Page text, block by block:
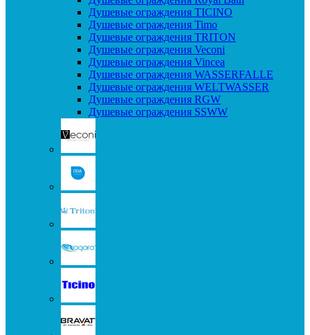
Душевые ограждения TICINO
Душевые ограждения Timo
Душевые ограждения TRITON
Душевые ограждения Veconi
Душевые ограждения Vincea
Душевые ограждения WASSERFALLE
Душевые ограждения WELTWASSER
Душевые ограждения RGW
Душевые ограждения SSWW